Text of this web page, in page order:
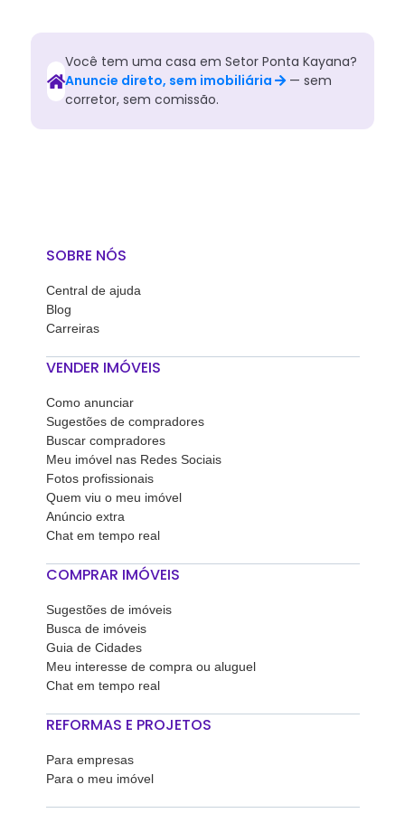
Você tem uma casa em Setor Ponta Kayana?
Anuncie direto, sem imobiliária
— sem
corretor, sem comissão.
SOBRE NÓS
Central de ajuda
Blog
Carreiras
VENDER IMÓVEIS
Como anunciar
Sugestões de compradores
Buscar compradores
Meu imóvel nas Redes Sociais
Fotos profissionais
Quem viu o meu imóvel
Anúncio extra
Chat em tempo real
COMPRAR IMÓVEIS
Sugestões de imóveis
Busca de imóveis
Guia de Cidades
Meu interesse de compra ou aluguel
Chat em tempo real
REFORMAS E PROJETOS
Para empresas
Para o meu imóvel